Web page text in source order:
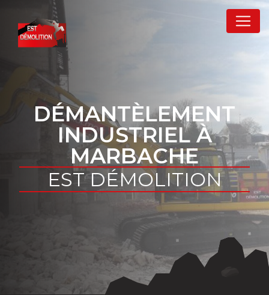
DÉMANTÈLEMENT
INDUSTRIEL À
MARBACHE
EST DÉMOLITION
Panneau de gestion des cookies